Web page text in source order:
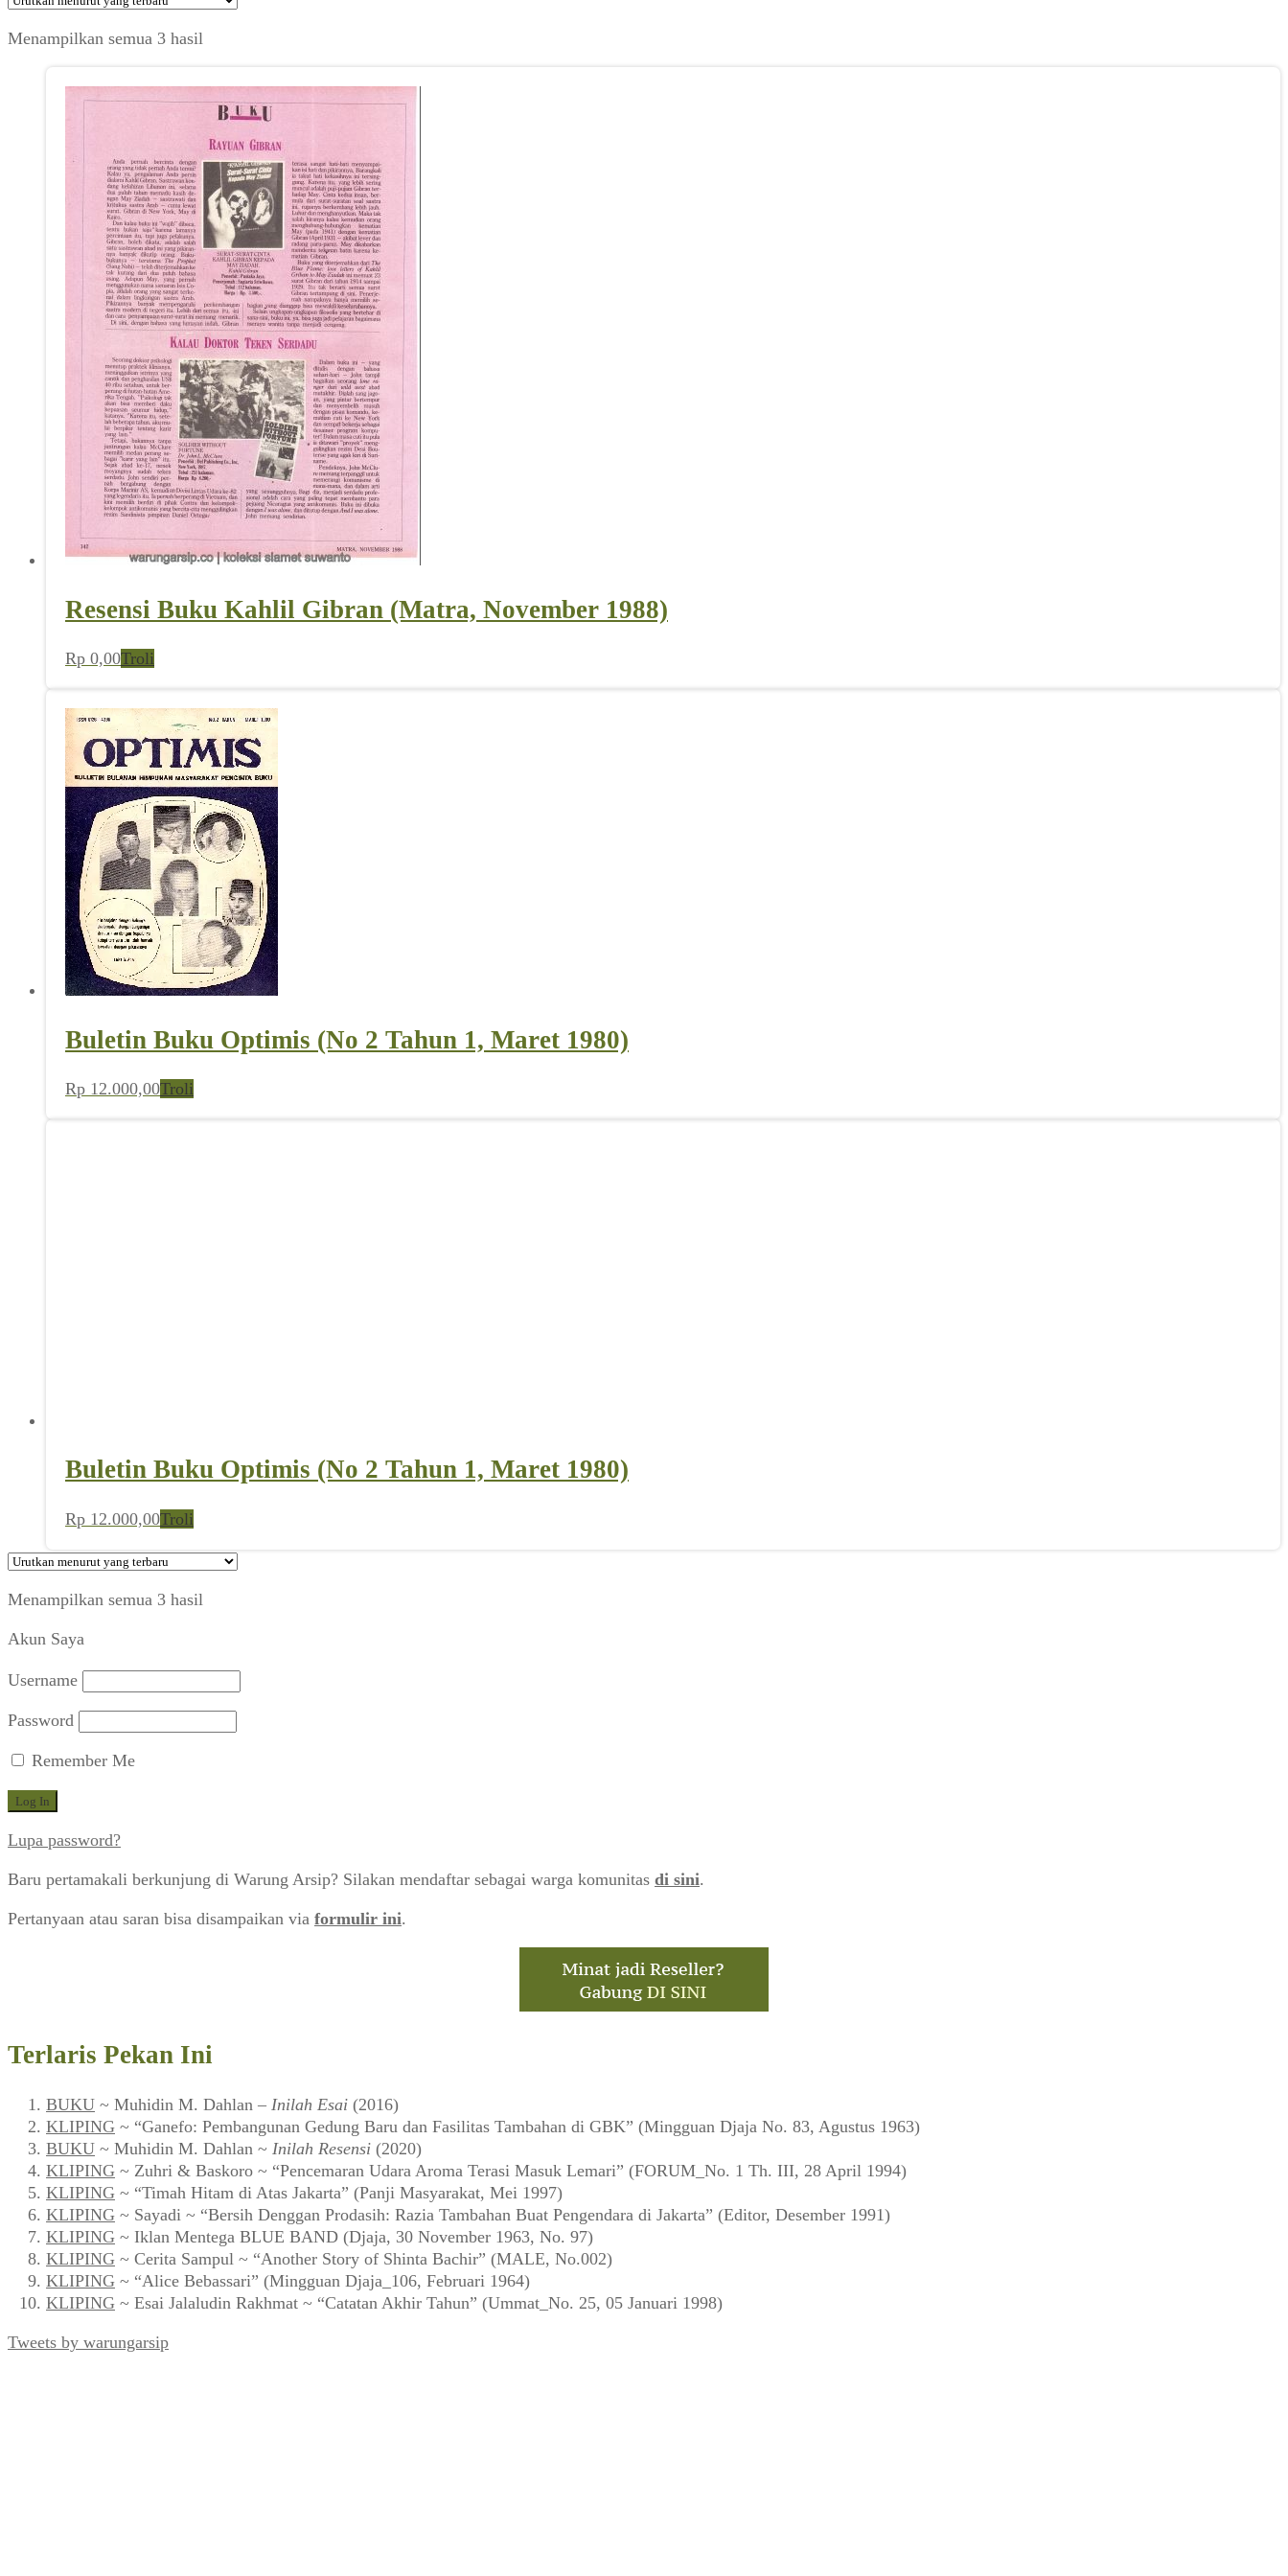
Menampilkan semua 3 hasil
yang
terbaru
Resensi Buku Kahlil Gibran (Matra, November 1988)
Rp 0,00Troli
Buletin Buku Optimis (No 2 Tahun 1, Maret 1980)
Rp 12.000,00Troli
Buletin Buku Optimis (No 2 Tahun 1, Maret 1980)
Rp 12.000,00Troli
Menampilkan semua 3 hasil
Akun Saya
Username
Password
Remember Me
Lupa password?
Baru pertamakali berkunjung di Warung Arsip? Silakan mendaftar sebagai warga komunitas di sini.
Pertanyaan atau saran bisa disampaikan via formulir ini.
Terlaris Pekan Ini
BUKU ~ Muhidin M. Dahlan – Inilah Esai (2016)
KLIPING ~ “Ganefo: Pembangunan Gedung Baru dan Fasilitas Tambahan di GBK” (Mingguan Djaja No. 83, Agustus 1963)
BUKU ~ Muhidin M. Dahlan ~ Inilah Resensi (2020)
KLIPING ~ Zuhri & Baskoro ~ “Pencemaran Udara Aroma Terasi Masuk Lemari” (FORUM_No. 1 Th. III, 28 April 1994)
KLIPING ~ “Timah Hitam di Atas Jakarta” (Panji Masyarakat, Mei 1997)
KLIPING ~ Sayadi ~ “Bersih Denggan Prodasih: Razia Tambahan Buat Pengendara di Jakarta” (Editor, Desember 1991)
KLIPING ~ Iklan Mentega BLUE BAND (Djaja, 30 November 1963, No. 97)
KLIPING ~ Cerita Sampul ~ “Another Story of Shinta Bachir” (MALE, No.002)
KLIPING ~ “Alice Bebassari” (Mingguan Djaja_106, Februari 1964)
KLIPING ~ Esai Jalaludin Rakhmat ~ “Catatan Akhir Tahun” (Ummat_No. 25, 05 Januari 1998)
Tweets by warungarsip